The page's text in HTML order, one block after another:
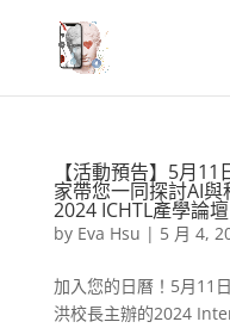
【活動預告】5月
家帶您一同探討AI
2024 ICHTL產學論壇
by Eva Hsu | 5 月 4,
加入您的日曆！5月11
洪校長主辦的2024